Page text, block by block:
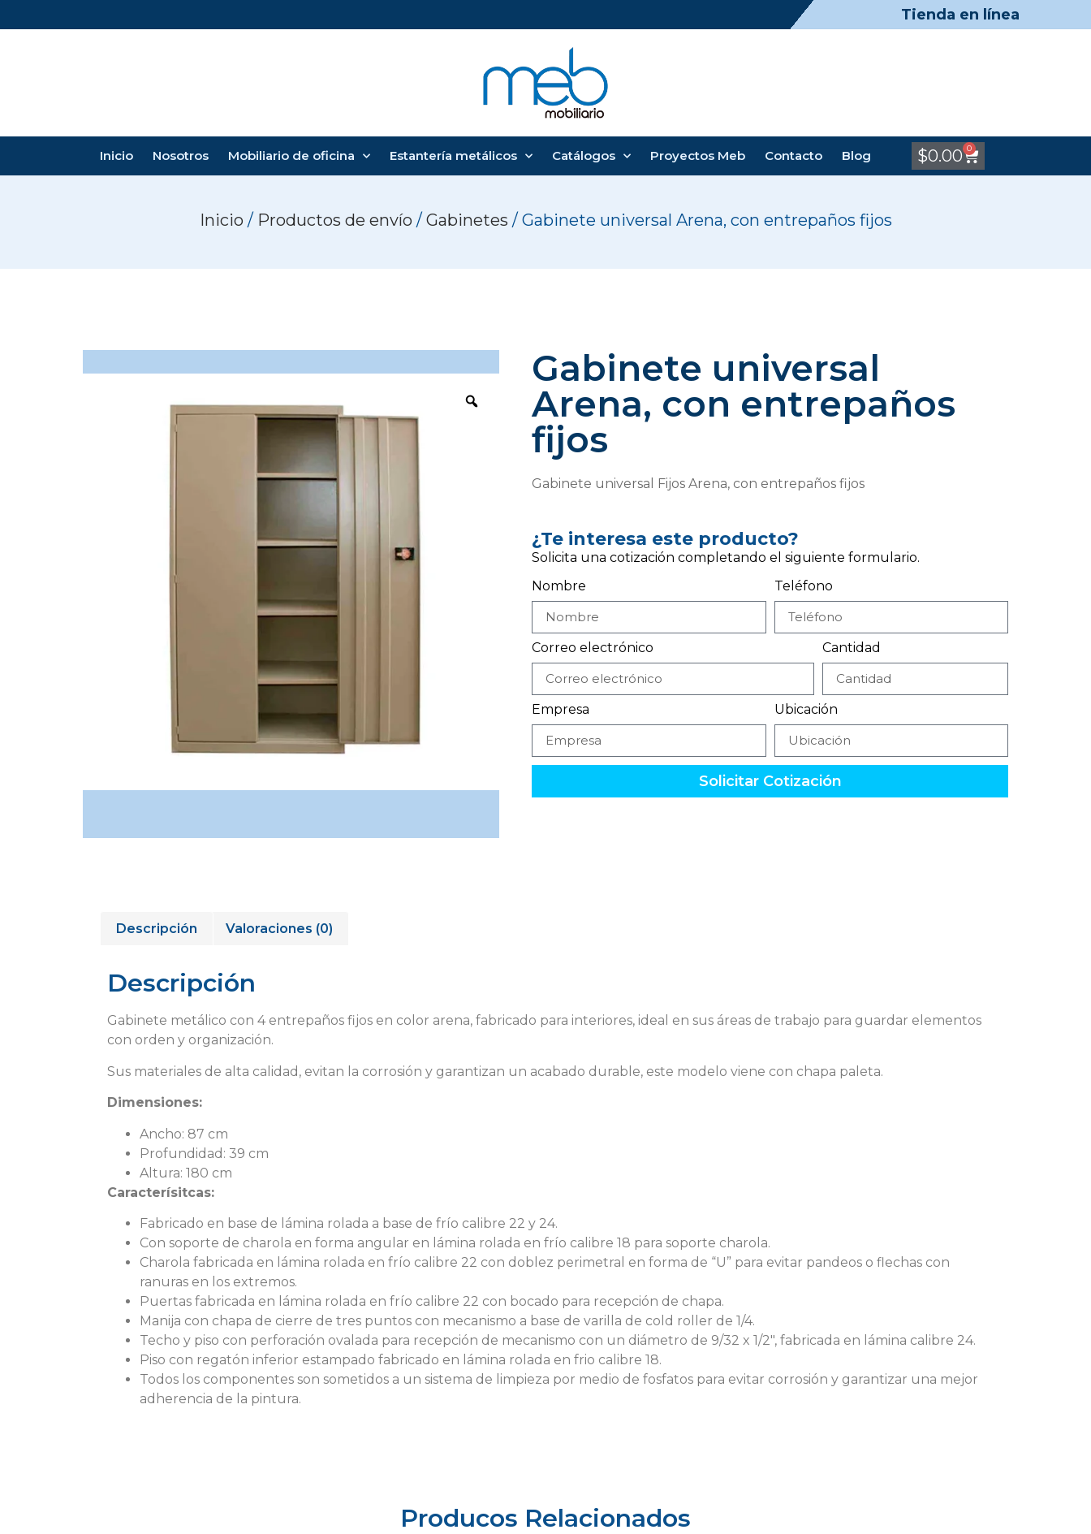
Tienda en línea
Inicio Nosotros Mobiliario de oficina Estantería metálicos Catálogos Proyectos Meb Contacto Blog $0.00 0
Inicio / Productos de envío / Gabinetes / Gabinete universal Arena, con entrepaños fijos
Gabinete universal
Arena, con entrepaños
fijos
Gabinete universal Fijos Arena, con entrepaños fijos
¿Te interesa este producto?
Solicita una cotización completando el siguiente formulario.
Nombre
Teléfono
Correo electrónico Cantidad
Empresa Ubicación
Solicitar Cotización
Descripción Valoraciones (0)
Descripción
Gabinete metálico con 4 entrepaños fijos en color arena, fabricado para interiores, ideal en sus áreas de trabajo para guardar elementos
con orden y organización.
Sus materiales de alta calidad, evitan la corrosión y garantizan un acabado durable, este modelo viene con chapa paleta.
Dimensiones:
Ancho: 87 cm
Profundidad: 39 cm
Altura: 180 cm
Caracterísitcas:
Fabricado en base de lámina rolada a base de frío calibre 22 y 24.
Con soporte de charola en forma angular en lámina rolada en frío calibre 18 para soporte charola.
Charola fabricada en lámina rolada en frío calibre 22 con doblez perimetral en forma de “U” para evitar pandeos o flechas con
ranuras en los extremos.
Puertas fabricada en lámina rolada en frío calibre 22 con bocado para recepción de chapa.
Manija con chapa de cierre de tres puntos con mecanismo a base de varilla de cold roller de 1/4.
Techo y piso con perforación ovalada para recepción de mecanismo con un diámetro de 9/32 x 1/2″, fabricada en lámina calibre 24.
Piso con regatón inferior estampado fabricado en lámina rolada en frio calibre 18.
Todos los componentes son sometidos a un sistema de limpieza por medio de fosfatos para evitar corrosión y garantizar una mejor
adherencia de la pintura.
Producos Relacionados